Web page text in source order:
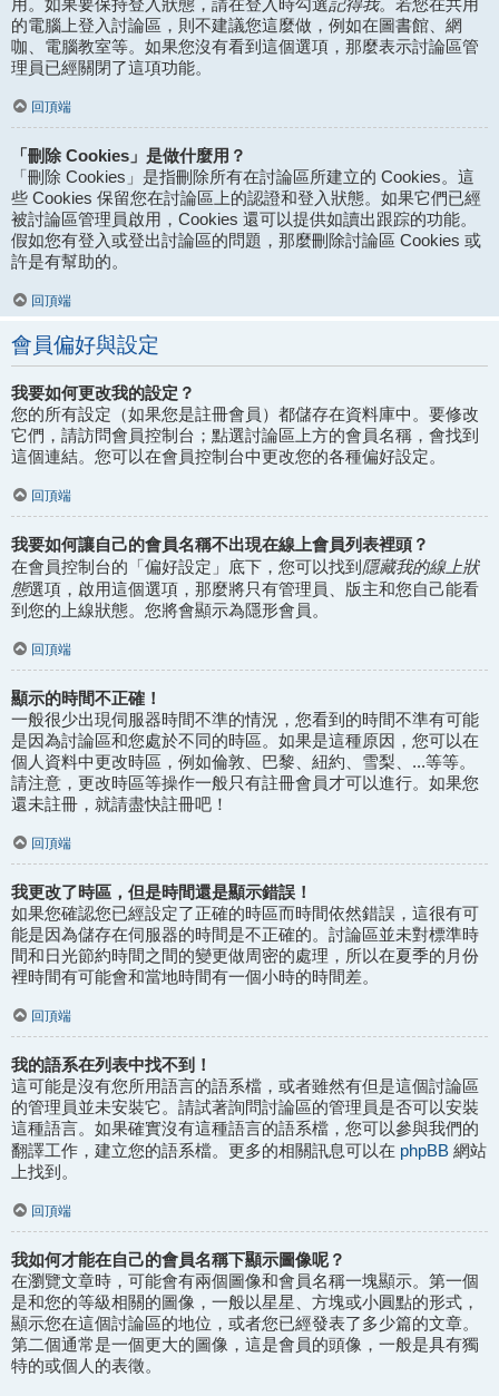
用。如果要保持登入狀態，請在登入時勾選記得我。若您在共用
的電腦上登入討論區，則不建議您這麼做，例如在圖書館、網
咖、電腦教室等。如果您沒有看到這個選項，那麼表示討論區管
理員已經關閉了這項功能。
回頂端
「刪除 Cookies」是做什麼用？
「刪除 Cookies」是指刪除所有在討論區所建立的 Cookies。這
些 Cookies 保留您在討論區上的認證和登入狀態。如果它們已經
被討論區管理員啟用，Cookies 還可以提供如讀出跟踪的功能。
假如您有登入或登出討論區的問題，那麼刪除討論區 Cookies 或
許是有幫助的。
回頂端
會員偏好與設定
我要如何更改我的設定？
您的所有設定（如果您是註冊會員）都儲存在資料庫中。要修改
它們，請訪問會員控制台；點選討論區上方的會員名稱，會找到
這個連結。您可以在會員控制台中更改您的各種偏好設定。
回頂端
我要如何讓自己的會員名稱不出現在線上會員列表裡頭？
在會員控制台的「偏好設定」底下，您可以找到 隱藏我的線上狀
態選項，啟用這個選項，那麼將只有管理員、版主和您自己能看
到您的上線狀態。您將會顯示為隱形會員。
回頂端
顯示的時間不正確！
一般很少出現伺服器時間不準的情況，您看到的時間不準有可能
是因為討論區和您處於不同的時區。如果是這種原因，您可以在
個人資料中更改時區，例如倫敦、巴黎、紐約、雪梨、...等等。
請注意，更改時區等操作一般只有註冊會員才可以進行。如果您
還未註冊，就請盡快註冊吧！
回頂端
我更改了時區，但是時間還是顯示錯誤！
如果您確認您已經設定了正確的時區而時間依然錯誤，這很有可
能是因為儲存在伺服器的時間是不正確的。討論區並未對標準時
間和日光節約時間之間的變更做周密的處理，所以在夏季的月份
裡時間有可能會和當地時間有一個小時的時間差。
回頂端
我的語系在列表中找不到！
這可能是沒有您所用語言的語系檔，或者雖然有但是這個討論區
的管理員並未安裝它。請試著詢問討論區的管理員是否可以安裝
這種語言。如果確實沒有這種語言的語系檔，您可以參與我們的
翻譯工作，建立您的語系檔。更多的相關訊息可以在 phpBB 網站
上找到。
回頂端
我如何才能在自己的會員名稱下顯示圖像呢？
在瀏覽文章時，可能會有兩個圖像和會員名稱一塊顯示。第一個
是和您的等級相關的圖像，一般以星星、方塊或小圓點的形式，
顯示您在這個討論區的地位，或者您已經發表了多少篇的文章。
第二個通常是一個更大的圖像，這是會員的頭像，一般是具有獨
特的或個人的表徵。